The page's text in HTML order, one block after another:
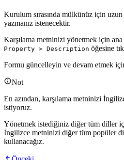
Kurulum sırasında mülkünüz için uzun
yazmanız istenecektir.
Karşılama metninizi yönetmek için
Property > Description öğesine
Formu güncelleyin ve devam etmek
Not
En azından, karşılama metninizi
istiyoruz.
Yönetmek istediğiniz diğer tüm diller
İngilizce metninizi diğer tüm popüler
kullanacağız.